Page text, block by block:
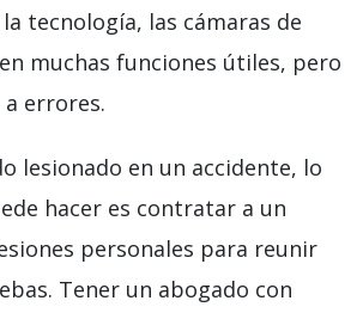
tecnología, las cámaras de
muchas funciones útiles, pero
errores.
lesionado en un accidente, lo
hacer es contratar a un
personales para reunir
Tener un abogado con